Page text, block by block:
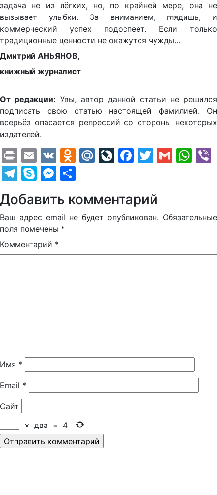
задача не из лёгких, но, по крайней мере, она не
вызывает улыбки. За вниманием, глядишь, и
коммерческий успех подоспеет. Если только
традиционные ценности не окажутся чужды…
Дмитрий АНЬЯНОВ,
книжный журналист
От редакции: Увы, автор данной статьи не решился
подписать свою статью настоящей фамилией. Он
всерьёз опасается репрессий со стороны некоторых
издателей.
PrintEmail
VK Odnoklassniki
Mail.Ru
LiveJournal
Facebook
Twitter
Gmail
Telegram
SkypeMessenger
Добавить комментарий
Ваш адрес email не будет опубликован. Обязательные
поля помечены *
Комментарий *
Имя *
Email *
Сайт
× два = 4